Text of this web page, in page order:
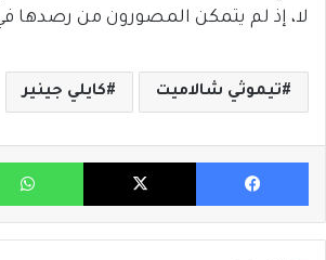
لا، إذ لم يتمكن المصورون من رصدها
تيموثي شالاميت كايلي جينير
فيسبوك X